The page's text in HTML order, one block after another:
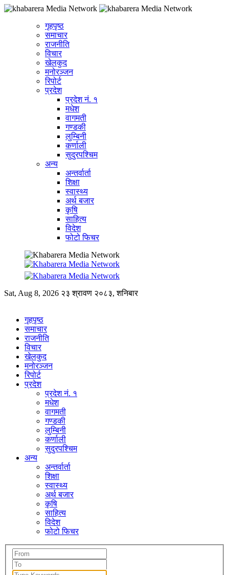
गृहपृष्ठ
समाचार
राजनीति
विचार
खेलकुद
मनोरञ्जन
रिपोर्ट
प्रदेश
प्रदेश नं. १
मधेश
वागमती
गण्डकी
लुम्बिनी
कर्णाली
सुदुरपश्चिम
अन्य
अन्तर्वार्ता
शिक्षा
स्वास्थ्य
अर्थ बजार
कृषि
साहित्य
विदेश
फोटो फिचर
Sat, Aug 8, 2026 २३ श्रावण २०८३, शनिबार
गृहपृष्ठ
समाचार
राजनीति
विचार
खेलकुद
मनोरञ्जन
रिपोर्ट
प्रदेश
प्रदेश नं. १
मधेश
वागमती
गण्डकी
लुम्बिनी
कर्णाली
सुदुरपश्चिम
अन्य
अन्तर्वार्ता
शिक्षा
स्वास्थ्य
अर्थ बजार
कृषि
साहित्य
विदेश
फोटो फिचर